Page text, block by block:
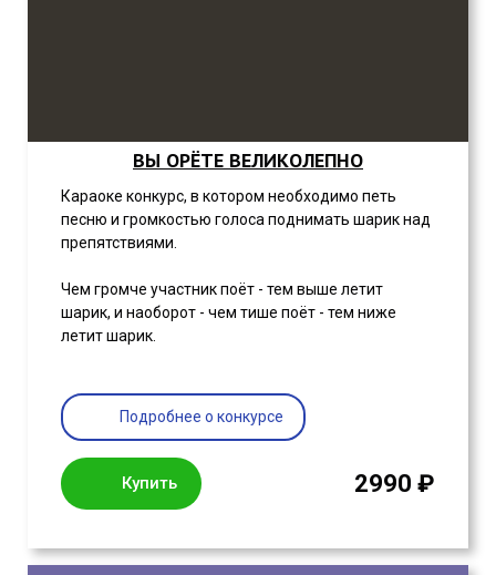
ВЫ ОРЁТЕ ВЕЛИКОЛЕПНО
Караоке конкурс, в котором необходимо петь
песню и громкостью голоса поднимать шарик над
препятствиями.
Чем громче участник поёт - тем выше летит
шарик, и наоборот - чем тише поёт - тем ниже
летит шарик.
Подробнее о конкурсе
Купить 2990 ₽